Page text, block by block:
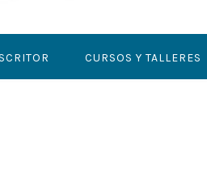
CURSOS Y TALLERES